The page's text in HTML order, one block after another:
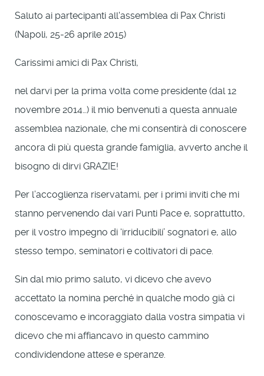
Saluto ai partecipanti all'assemblea di Pax Christi
(Napoli, 25-26 aprile 2015)
Carissimi amici di Pax Christi,
nel darvi per la prima volta come presidente (dal 12
novembre 2014…) il mio benvenuti a questa annuale
assemblea nazionale, che mi consentirà di conoscere
ancora di più questa grande famiglia, avverto anche il
bisogno di dirvi GRAZIE!
Per l’accoglienza riservatami, per i primi inviti che mi
stanno pervenendo dai vari Punti Pace e, soprattutto,
per il vostro impegno di ‘irriducibili’ sognatori e, allo
stesso tempo, seminatori e coltivatori di pace.
Sin dal mio primo saluto, vi dicevo che avevo
accettato la nomina perché in qualche modo già ci
conoscevamo e incoraggiato dalla vostra simpatia vi
dicevo che mi affiancavo in questo cammino
condividendone attese e speranze.